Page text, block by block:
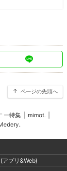
ページの先頭へ
ー特集 mimot.
アプリ&Web)